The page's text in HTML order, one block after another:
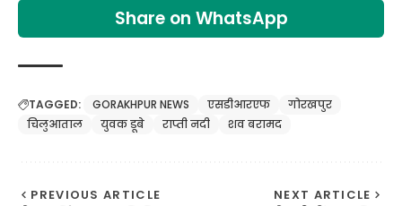
Share on WhatsApp
TAGGED: GORAKHPUR NEWS एसडीआरएफ
गोरखपुर
चिलुआताल
युवक डूबे राप्ती नदी शव बरामद
PREVIOUS ARTICLE NEXT ARTICLE